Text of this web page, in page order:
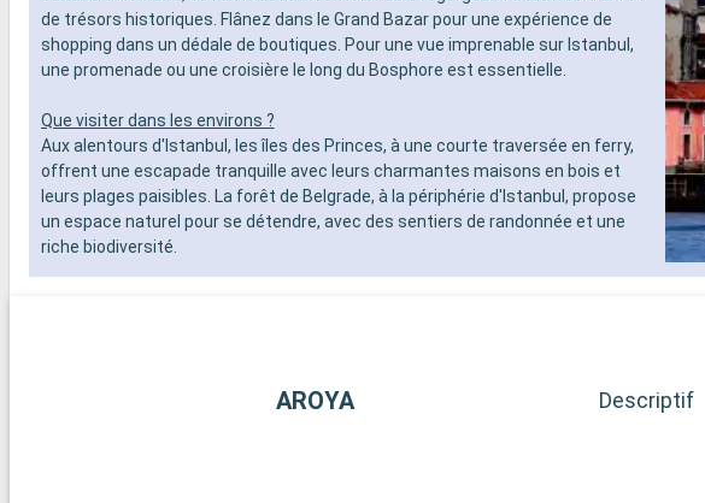
de trésors historiques. Flânez dans le Grand Bazar pour une expérience de
shopping dans un dédale de boutiques. Pour une vue imprenable sur Istanbul,
une promenade ou une croisière le long du Bosphore est essentielle.
Que visiter dans les environs ?
Aux alentours d'Istanbul, les îles des Princes, à une courte traversée en ferry,
offrent une escapade tranquille avec leurs charmantes maisons en bois et
leurs plages paisibles. La forêt de Belgrade, à la périphérie d'Istanbul, propose
un espace naturel pour se détendre, avec des sentiers de randonnée et une
riche biodiversité.
AROYA Descriptif